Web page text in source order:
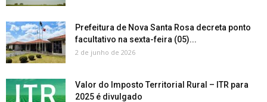
Prefeitura de Nova Santa Rosa decreta ponto
facultativo na sexta-feira (05)...
2 de junho de 2026
Valor do Imposto Territorial Rural – ITR para
2025 é divulgado